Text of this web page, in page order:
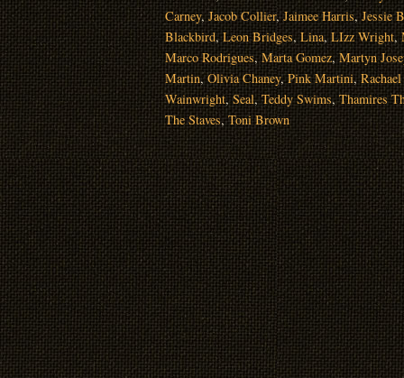
Carney,Jacob Collier,Jaimee Harris, Jessie
Blackbird,Leon Bridges,Lina,LIzz Wright,
Marco Rodrigues,Marta Gomez,Martyn
Martin,Olivia Chaney,Pink Martini,
Wainwright,Seal,Teddy Swims,Thamires
The Staves,Toni Brown